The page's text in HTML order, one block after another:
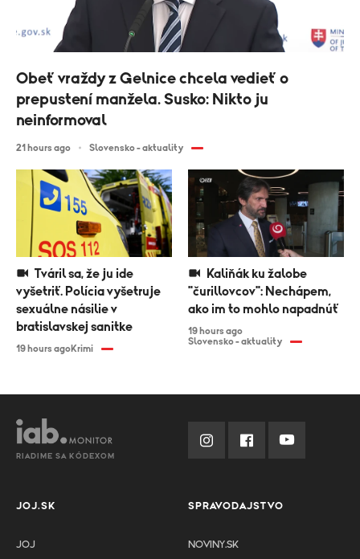
vyšetriť. Polícia vyšetruje
sexuálne násilie v
bratislavskej sanitke
19 hours agoKrimi
"čurillovcov": Nechápem,
ako im to mohlo napadnúť
19 hours ago
Slovensko - aktuality
Obeť vraždy z Gelnice chcela vedieť o
prepustení manžela. Susko: Nikto ju
neinformoval
21 hours ago Slovensko - aktuality
RIADIME SA KÓDEXOM
JOJ.SK
JOJ
SPRAVODAJSTVO
NOVINY.SK